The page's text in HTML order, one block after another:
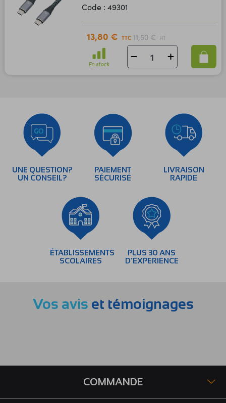
Code : 49301
13,80 € TTC 11,50 € HT
En stock
UNE QUESTION?
UN CONSEIL?
PAIEMENT
SÉCURISÉ
LIVRAISON
RAPIDE
ÉTABLISSEMENTS
SCOLAIRES
PLUS 30 ANS
D’EXPERIENCE
Vos avis et témoignages
COMMANDE